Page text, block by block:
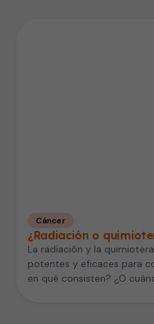
Cáncer
¿Radiación o
La radiación y la
potentes y eficaces para
en qué consisten? ¿O